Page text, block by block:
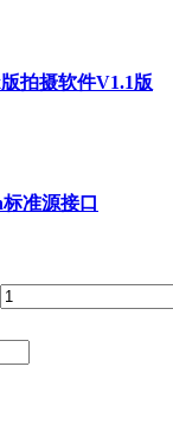
拍摄软件V1.1版
准源接口